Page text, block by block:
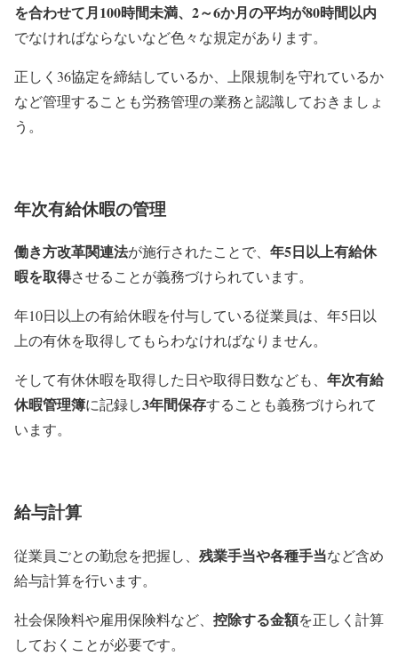
を合わせて月100時間未満、2～6か月の平均が80時間以内
でなければならないなど色々な規定があります。
正しく36協定を締結しているか、上限規制を守れているか
など管理することも労務管理の業務と認識しておきましょ
う。
年次有給休暇の管理
働き方改革関連法が施行されたことで、 年5日以上有給休
暇を取得させることが義務づけられています。
年10日以上の有給休暇を付与している従業員は、年5日以
上の有休を取得してもらわなければなりません。
そして有休休暇を取得した日や取得日数なども、 年次有給
休暇管理簿に記録し3年間保存することも義務づけられて
います。
給与計算
従業員ごとの勤怠を把握し、 残業手当や各種手当など含め
給与計算を行います。
社会保険料や雇用保険料など、 控除する金額を正しく計算
しておくことが必要です。